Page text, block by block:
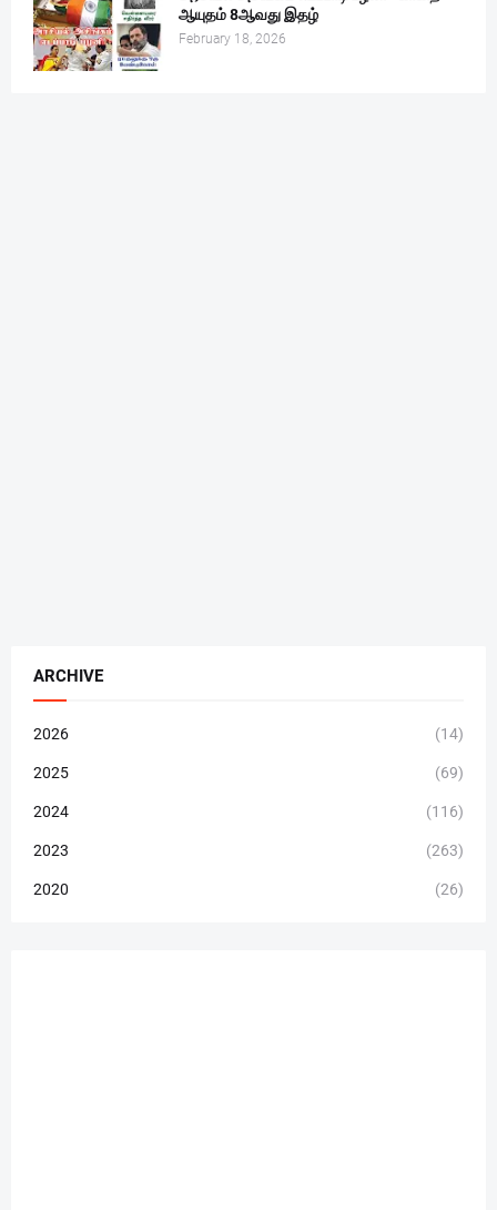
ஆயுதம் 8ஆவது இதழ்
February 18, 2026
ARCHIVE
2026 (14)
2025 (69)
2024 (116)
2023 (263)
2020 (26)